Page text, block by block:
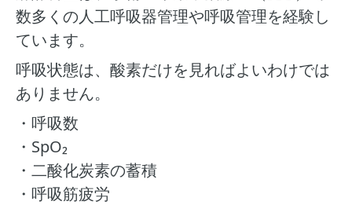
数多くの人工呼吸器管理や呼吸管理を経験し
ています。
呼吸状態は、酸素だけを見ればよいわけでは
ありません。
・呼吸数
・SpO₂
・二酸化炭素の蓄積
・呼吸筋疲労